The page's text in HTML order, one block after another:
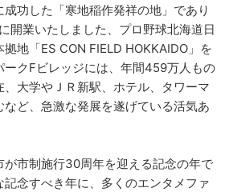
功した「寒地稲作発祥の地」であり
開業いたしました、プロ野球北海道日
地「ES CON FIELD HOKKAIDO」を
ークFビレッジには、年間459万人もの
大学やＪＲ新駅、ホテル、タワーマ
ど、急激な発展を遂げている活気あ
が市制施行30周年を迎える記念の年で
記念すべき年に、多くのエンタメファ